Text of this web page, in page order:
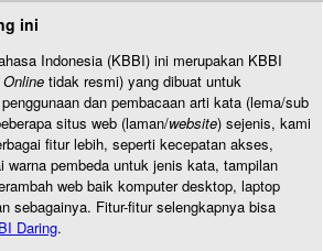
ini
Indonesia (KBBI) ini merupakan KBBI
Online tidak resmi) yang dibuat untuk
dan pembacaan arti kata (lema/sub
situs web (laman/website) sejenis, kami
fitur lebih, seperti kecepatan akses,
warna pembeda untuk jenis kata, tampilan
web baik komputer desktop, laptop
sebagainya. Fitur-fitur selengkapnya bisa
Daring.